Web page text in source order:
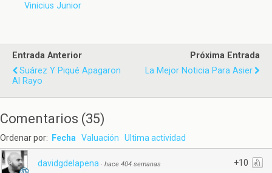
Vinicius Junior
Entrada Anterior
Suárez Y Piqué Apagaron
Al Rayo
Próxima Entrada
La Mejor Noticia Para Asier
Comentarios (35)
Ordenar por: Fecha Valuación Ultima actividad
+10
davidgdelapena · hace 404 semanas